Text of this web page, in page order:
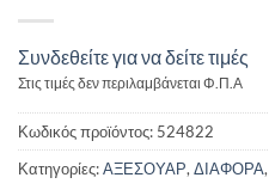
Συνδεθείτε για να δείτε τιμές
Στις τιμές δεν περιλαμβάνεται Φ.Π.Α
Κωδικός προϊόντος: 524822
Κατηγορίες:ΑΞΕΣΟΥΑΡ,ΔΙΑΦΟΡΑ,